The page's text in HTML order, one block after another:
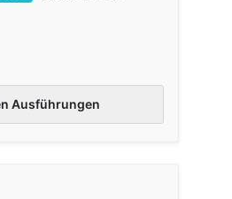
Ausführungen